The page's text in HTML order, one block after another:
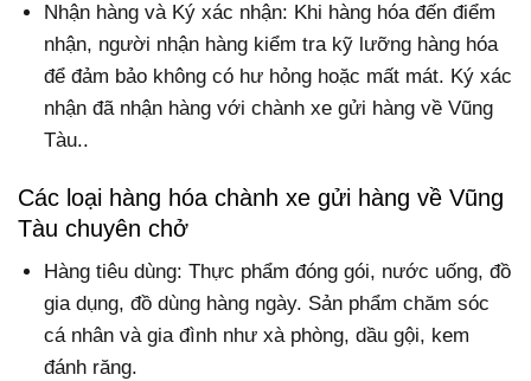
Nhận hàng và Ký xác nhận: Khi hàng hóa đến điểm
nhận, người nhận hàng kiểm tra kỹ lưỡng hàng hóa
để đảm bảo không có hư hỏng hoặc mất mát. Ký xác
nhận đã nhận hàng với chành xe gửi hàng về Vũng
Tàu..
Các loại hàng hóa chành xe gửi hàng về Vũng
Tàu chuyên chở
Hàng tiêu dùng: Thực phẩm đóng gói, nước uống, đồ
gia dụng, đồ dùng hàng ngày. Sản phẩm chăm sóc
cá nhân và gia đình như xà phòng, dầu gội, kem
đánh răng.